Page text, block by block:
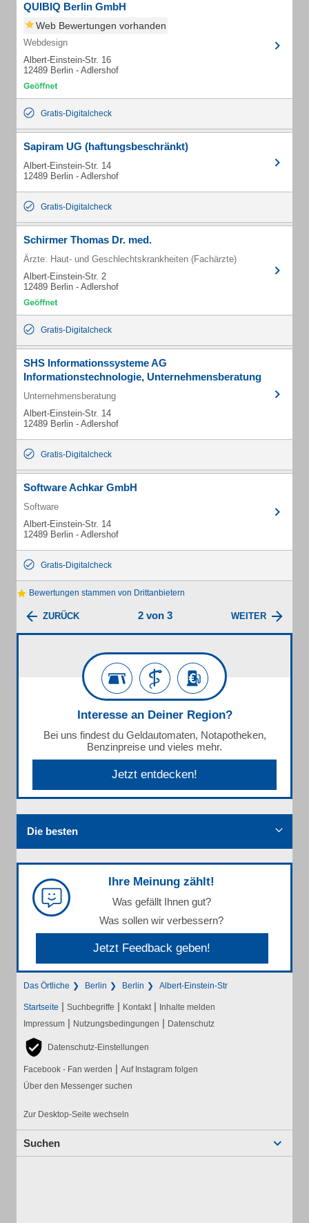
QUIBIQ Berlin GmbH
Web Bewertungen vorhanden
Webdesign
Albert-Einstein-Str. 16
12489 Berlin - Adlershof
Gratis-Digitalcheck
Sapiram UG (haftungsbeschränkt)
Albert-Einstein-Str. 14
12489 Berlin - Adlershof
Gratis-Digitalcheck
Schirmer Thomas Dr. med.
Ärzte: Haut- und Geschlechtskrankheiten (Fachärzte)
Albert-Einstein-Str. 2
12489 Berlin - Adlershof
Gratis-Digitalcheck
SHS Informationssysteme AG
Informationstechnologie, Unternehmensberatung
Unternehmensberatung
Albert-Einstein-Str. 14
12489 Berlin - Adlershof
Gratis-Digitalcheck
Software Achkar GmbH
Software
Albert-Einstein-Str. 14
12489 Berlin - Adlershof
Gratis-Digitalcheck
Bewertungen stammen von Drittanbietern
ZURÜCK 2 von 3 WEITER
Interesse an Deiner Region?
Bei uns findest du Geldautomaten, Notapotheken,
Benzinpreise und vieles mehr.
Jetzt entdecken!
Die besten
Ihre Meinung zählt!
Was gefällt Ihnen gut?
Was sollen wir verbessern?
Jetzt Feedback geben!
Das Örtliche Berlin Berlin Albert-Einstein-Str
Startseite | Suchbegriffe | Kontakt | Inhalte melden
Impressum | Nutzungsbedingungen | Datenschutz
Datenschutz-Einstellungen
Facebook - Fan werden | Auf Instagram folgen
Über den Messenger suchen
Zur Desktop-Seite wechseln
Suchen